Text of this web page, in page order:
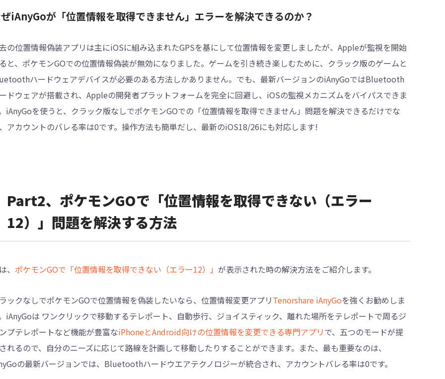
iAnyGoが「位置情報を取得できません」エラーを解決できるのか？
の位置情報偽装アプリは主にiOSに組み込まれたGPSを基にして位置情報を変更しましたが、Appleが監視を開始
と、ポケモンGOでの位置情報偽装が無効になりました。ゲームを引き続き楽しむために、クラック版のゲームと
ハードウェアデバイスが必要のある方法しかありません。でも、最新バージョンのiAnyGoではBluetooth
ドウェアが搭載され、Appleの開発者プラットフォームを完全に回避し、iOSの監視メカニズムをバイパスできま
iAnyGoを使うと、クラック版なしでポケモンGOでの「位置情報を取得できません」問題を解決できるだけでな
アカウントのバレる率は0です。操作方法も簡単だし、最新のiOS18/26にも対応します!
Part2、ポケモンGOで「位置情報を取得できない（エラー
12）」問題を解決する方法
、 ポケモンGOで「位置情報を取得できない（エラー12）」 が表示された時の解決方法をご紹介します。
ックなしでポケモンGOで位置情報を偽装したいなら、位置情報変更アプリTenorshare iAnyGoを強くお勧めしま
iAnyGoは ワンクリックで移動するテレポート、自動歩行、ジョイスティック、離れた場所をテレポートで周るジ
プテレポートなど機能が豊富なiPhoneとAndroid向けの位置情報を変更できる専門アプリで、五つのモードが提
れるので、自分のニーズに応じて路線を計画して移動したりすることができます。また、最も重要なのは、
の最新バージョンでは、Bluetoothハードウエアテクノロジーが統合され、アカウントバレる率は0です。